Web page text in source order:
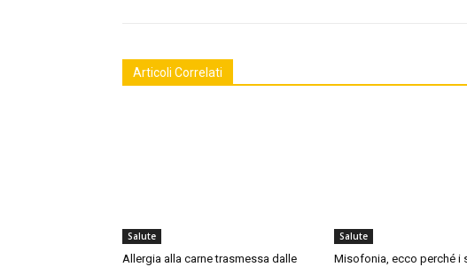
Articoli Correlati
Salute
Allergia alla carne trasmessa dalle
Salute
Misofonia, ecco perché i